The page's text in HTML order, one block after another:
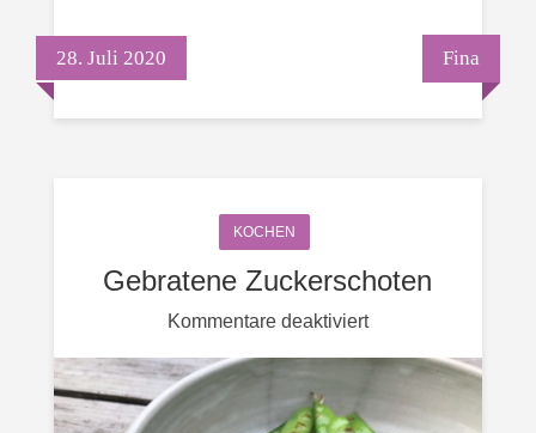
28. Juli 2020 Fina
KOCHEN
Gebratene Zuckerschoten
Kommentare deaktiviertfür
Gebratene
Zuckerschoten